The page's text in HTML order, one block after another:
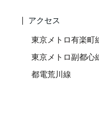
アクセス
東京メトロ有楽町
東京メトロ副都心
都電荒川線